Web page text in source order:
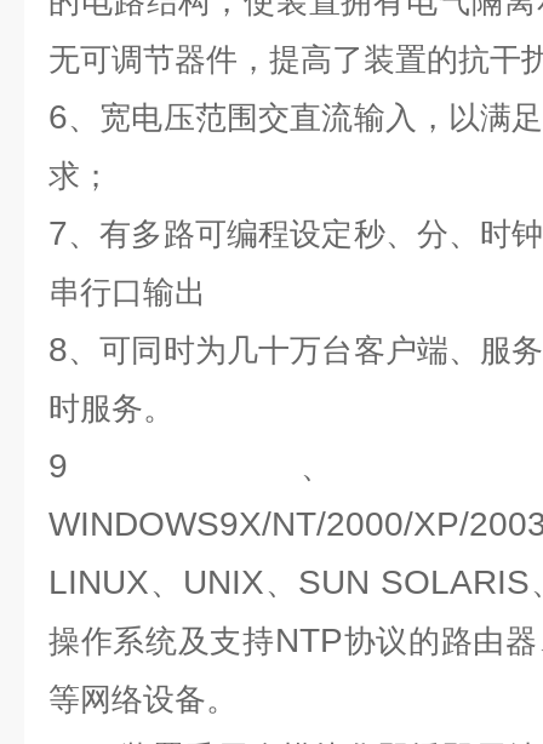
无可调节器件，提高了装置的抗干
6、宽电压范围交直流输入，以满
求；
7、有多路可编程设定秒、分、时
串行口输出
8、可同时为几十万台客户端、服
时服务。
9 、
WINDOWS9X/NT/2000/XP/
LINUX、 UNIX、 SUN SOLARIS
操作系统及支持NTP协议的路由
等网络设备。